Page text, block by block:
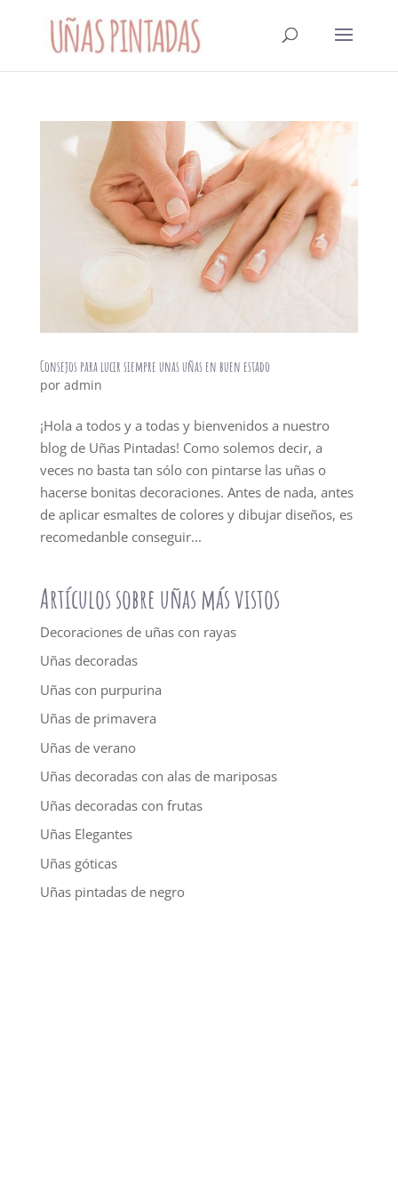
Consejos para lucir siempre unas uñas en buen estado
por admin
¡Hola a todos y a todas y bienvenidos a nuestro
blog de Uñas Pintadas! Como solemos decir, a
veces no basta tan sólo con pintarse las uñas o
hacerse bonitas decoraciones. Antes de nada, antes
de aplicar esmaltes de colores y dibujar diseños, es
recomedanble conseguir...
Artículos sobre uñas más vistos
Decoraciones de uñas con rayas
Uñas decoradas
Uñas con purpurina
Uñas de primavera
Uñas de verano
Uñas decoradas con alas de mariposas
Uñas decoradas con frutas
Uñas Elegantes
Uñas góticas
Uñas pintadas de negro